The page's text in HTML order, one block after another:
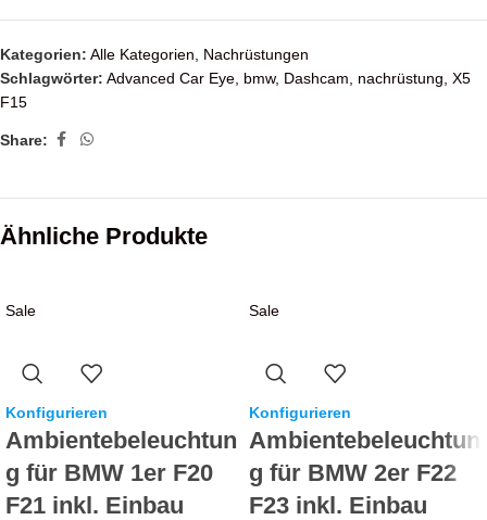
Kategorien: Alle Kategorien, Nachrüstungen
Schlagwörter: Advanced Car Eye, bmw, Dashcam, nachrüstung, X5
F15
Share:
Ähnliche Produkte
Sale
Konfigurieren
Ambientebeleuchtun
g für BMW 1er F20
F21 inkl. Einbau
Sale
Konfigurieren
Ambientebeleuchtun
g für BMW 2er F22
F23 inkl. Einbau